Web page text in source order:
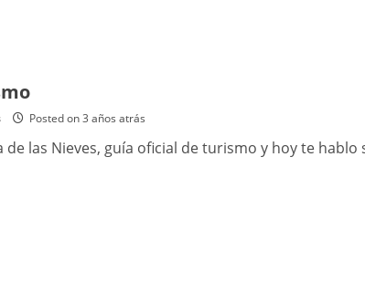
Posted on 3 años atrás
de las Nieves, guía oficial de turismo y hoy te